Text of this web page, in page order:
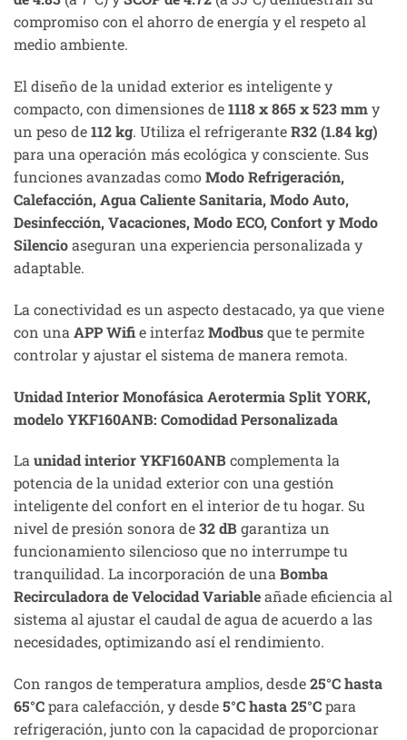
compromiso con el ahorro de energía y el respeto al
medio ambiente.
El diseño de la unidad exterior es inteligente y
compacto, con dimensiones de1118 x 865 x 523 mmy
un peso de112 kg. Utiliza el refrigeranteR32 (1.84 kg)
para una operación más ecológica y consciente. Sus
funciones avanzadas comoModo Refrigeración,
Calefacción, Agua Caliente Sanitaria, Modo Auto,
Desinfección, Vacaciones, Modo ECO, Confort y Modo
Silencioaseguran una experiencia personalizada y
adaptable.
La conectividad es un aspecto destacado, ya que viene
con una APP Wifie interfazModbusque te permite
controlar y ajustar el sistema de manera remota.
Unidad Interior Monofásica Aerotermia Split YORK,
modelo YKF160ANB: Comodidad Personalizada
Launidad interior YKF160ANB complementa la
potencia de la unidad exterior con una gestión
inteligente del confort en el interior de tu hogar. Su
nivel de presión sonora de32 dB garantiza un
funcionamiento silencioso que no interrumpe tu
tranquilidad. La incorporación de unaBomba
Recirculadora de Velocidad Variableañade eficiencia al
sistema al ajustar el caudal de agua de acuerdo a las
necesidades, optimizando así el rendimiento.
Con rangos de temperatura amplios, desde25°C hasta
65°Cpara calefacción, y desde5°C hasta 25°Cpara
refrigeración, junto con la capacidad de proporcionar